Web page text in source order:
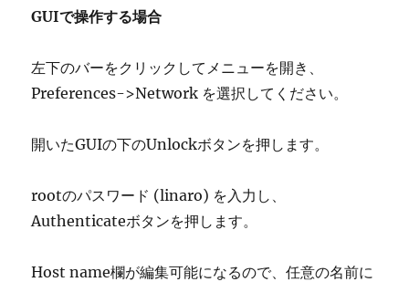
GUIで操作する場合
左下のバーをクリックしてメニューを開き、
Preferences->Network を選択してください。
開いたGUIの下のUnlockボタンを押します。
rootのパスワード (linaro) を入力し、
Authenticateボタンを押します。
Host name欄が編集可能になるので、任意の名前に